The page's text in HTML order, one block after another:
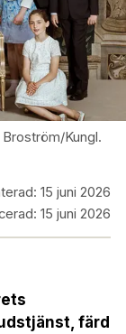
Broström/Kungl.
15 juni 2026
15 juni 2026
färd